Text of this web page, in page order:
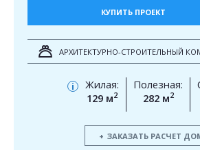
КУПИТЬ ПРОЕКТ
АРХИТЕКТУРНО-СТРОИТЕЛЬНЫЙ
i
Жилая:
129 м2
Полезная:
282 м2
ЗАКАЗАТЬ РАСЧЕТ